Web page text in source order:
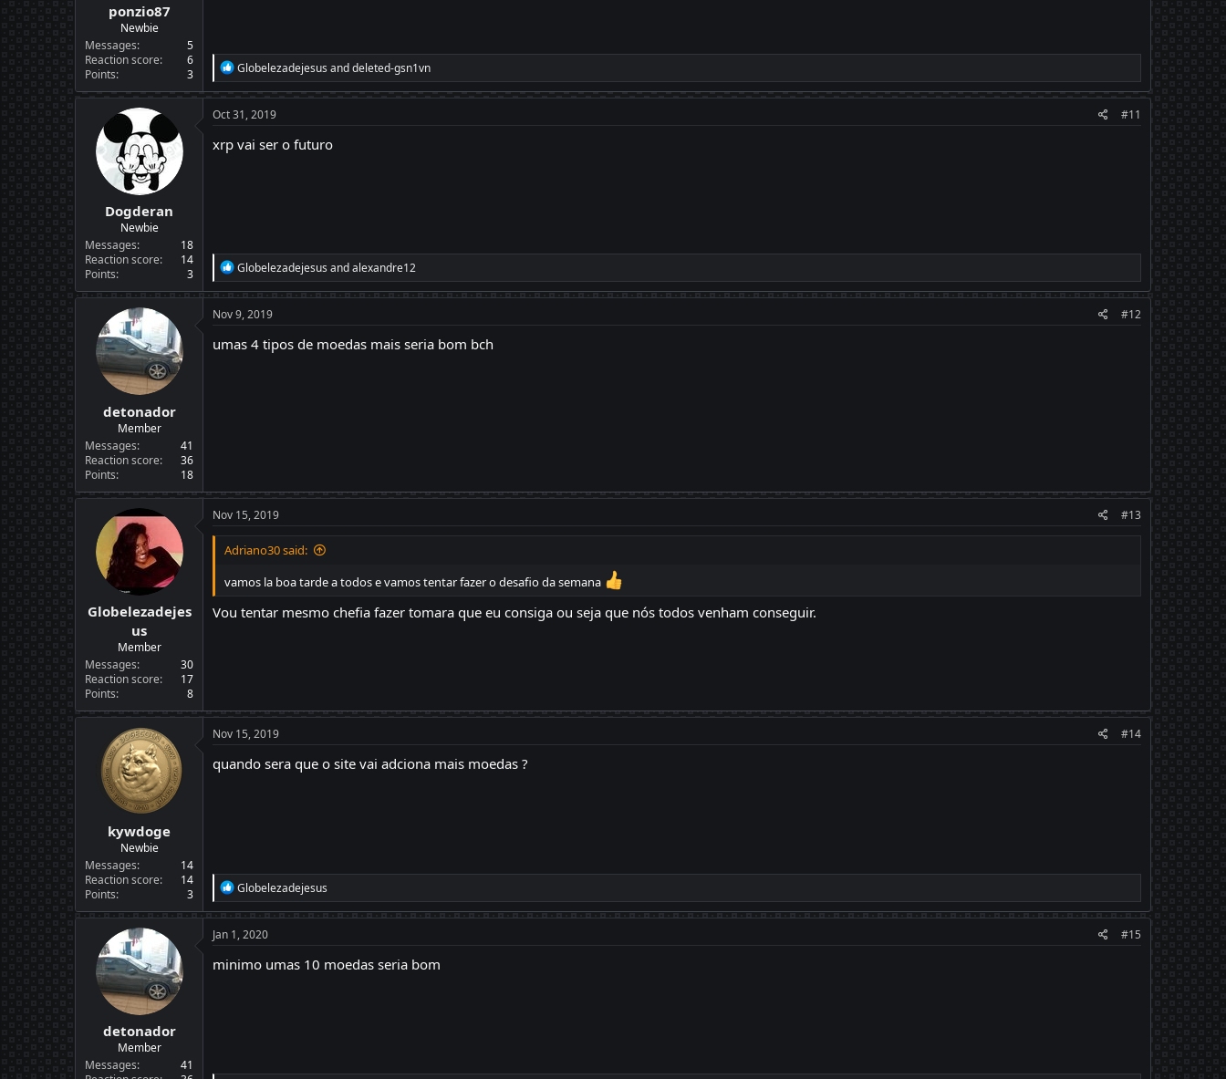
ponzio87
Newbie
Messages
5
Reaction score
6
Points
3
R
e
a
c
t
i
o
Globelezadejesus anddeleted-gsn1vn
Dogderan
Newbie
Messages
18
Reaction score
14
Points
3
Oct 31, 2019 #11
xrp vai ser o futuro
R
e
a
c
t
i
o
Globelezadejesus andalexandre12
detonador
Member
Messages
41
Reaction score
36
Points
18
Nov 9, 2019 #12
umas 4 tipos de moedas mais seria bom bch
Globelezadejes
us
Member
Messages
30
Reaction score
17
Points
8
Nov 15, 2019 #13
Adriano30 said:
vamos la boa tarde a todos e vamos tentar fazer o desafio da semana
Vou tentar mesmo chefia fazer tomara que eu consiga ou seja que nós todos venham conseguir.
kywdoge
Newbie
Messages
14
Reaction score
14
Points
3
Nov 15, 2019 #14
quando sera que o site vai adciona mais moedas ?
R
e
a
t
i
o
Globelezadejesus
detonador
Member
Messages
41
Jan 1, 2020 #15
minimo umas 10 moedas seria bom